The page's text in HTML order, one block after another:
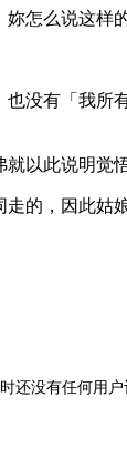
怎么说这样的
有「我所
此说明觉
，因此姑
还没有任何用户